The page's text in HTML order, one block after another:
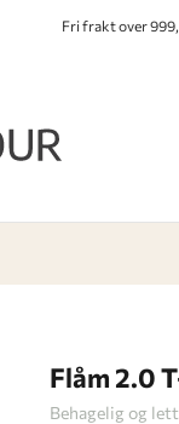
Fri frakt over
Flåm 2.0
Behagelig og